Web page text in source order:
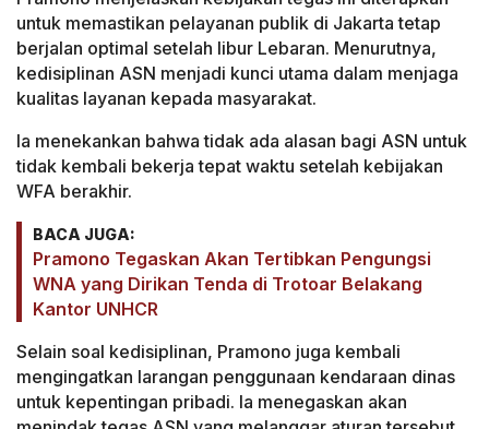
untuk memastikan pelayanan publik di Jakarta tetap
berjalan optimal setelah libur Lebaran. Menurutnya,
kedisiplinan ASN menjadi kunci utama dalam menjaga
kualitas layanan kepada masyarakat.
Ia menekankan bahwa tidak ada alasan bagi ASN untuk
tidak kembali bekerja tepat waktu setelah kebijakan
WFA berakhir.
BACA JUGA:
Pramono Tegaskan Akan Tertibkan Pengungsi
WNA yang Dirikan Tenda di Trotoar Belakang
Kantor UNHCR
Selain soal kedisiplinan, Pramono juga kembali
mengingatkan larangan penggunaan kendaraan dinas
untuk kepentingan pribadi. Ia menegaskan akan